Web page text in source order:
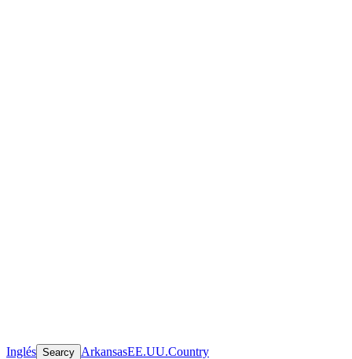
Inglés Searcy ArkansasEE.UU.Country